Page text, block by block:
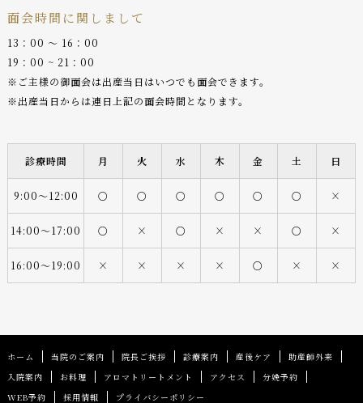
面会時間に関しまして
13：00 〜 16：00
19：00 ~ 21：00
※ご主様の御面会は出産当日はいつでも面会できます。
※出産当日からは連日上記の面会時間となります。
診療時間 月 火 水 木 金 土 日
9:00〜12:00 ○ ○ ○ ○ ○ ○ ×
14:00〜17:00 ○ × ○ × × ○ ×
16:00〜19:00 × × × × ○ × ×
ホーム 当院のご案内 院長ご挨拶 診療案内 産後ケア
助産師外来
入院案内
お料理 アロマトリートメント アクセス
分娩予約
WEB予約
採用情報 プライバシーポリシー